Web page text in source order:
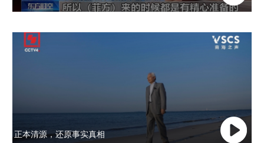
正本清源，还原事实真相